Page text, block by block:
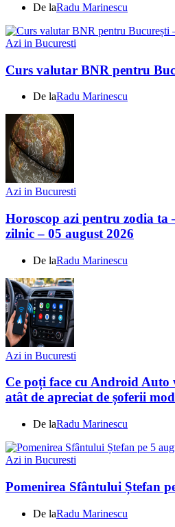
De laRadu Marinescu
Azi in Bucuresti
Curs valutar BNR pentru
De laRadu Marinescu
Azi in Bucuresti
Horoscop azi pentru zodia ta
zilnic – 05 august 2026
De laRadu Marinescu
Azi in Bucuresti
Ce poți face cu Android Auto
atât de apreciat de șoferii
De laRadu Marinescu
Azi in Bucuresti
Pomenirea Sfântului Ștefan
De laRadu Marinescu